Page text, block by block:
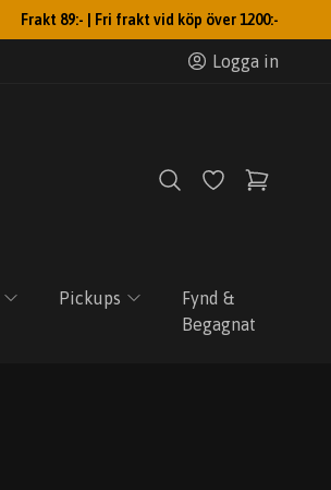
Frakt 89:- | Fri frakt vid köp över 1200:-
Logga in
Pickups
Fynd &
Begagnat